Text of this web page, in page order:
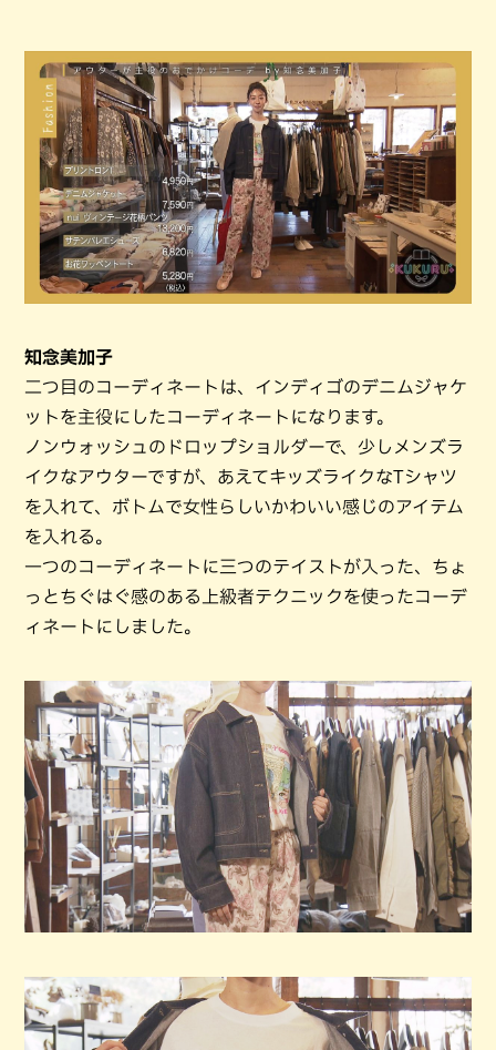
知念美加子
二つ目のコーディネートは、インディゴのデニムジャケ
ットを主役にしたコーディネートになります。
ノンウォッシュのドロップショルダーで、少しメンズラ
イクなアウターですが、あえてキッズライクなTシャツ
を入れて、ボトムで女性らしいかわいい感じのアイテム
を入れる。
一つのコーディネートに三つのテイストが入った、ちょ
っとちぐはぐ感のある上級者テクニックを使ったコーデ
ィネートにしました。